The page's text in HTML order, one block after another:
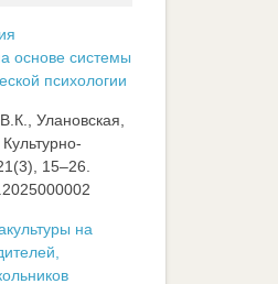
основе системы
психологии
Улановская,
15–26.
на